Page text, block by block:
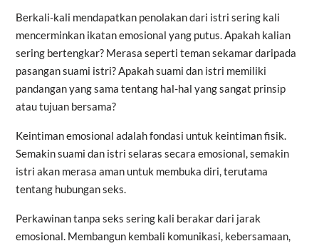
Berkali-kali mendapatkan penolakan dari istri sering kali
mencerminkan ikatan emosional yang putus. Apakah kalian
sering bertengkar? Merasa seperti teman sekamar daripada
pasangan suami istri? Apakah suami dan istri memiliki
pandangan yang sama tentang hal-hal yang sangat prinsip
atau tujuan bersama?
Keintiman emosional adalah fondasi untuk keintiman fisik.
Semakin suami dan istri selaras secara emosional, semakin
istri akan merasa aman untuk membuka diri, terutama
tentang hubungan seks.
Perkawinan tanpa seks sering kali berakar dari jarak
emosional. Membangun kembali komunikasi, kebersamaan,